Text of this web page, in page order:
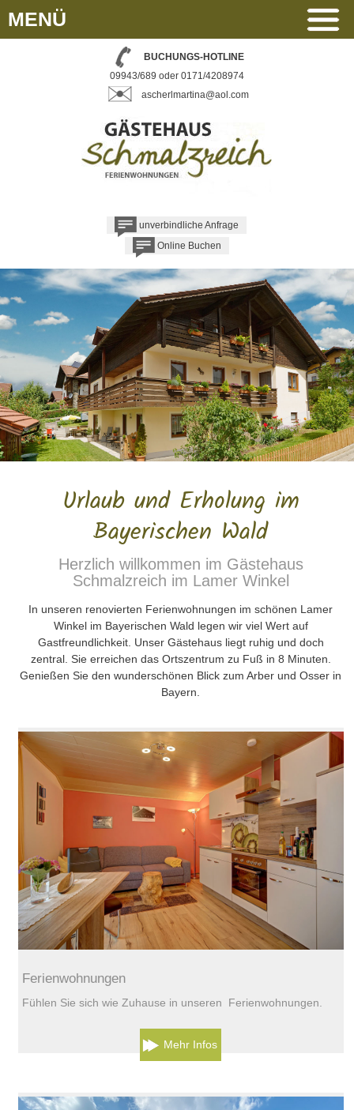
BUCHUNGS-HOTLINE
09943/689 oder 0171/4208974
ascherlmartina@aol.com
unverbindliche Anfrage
Online Buchen
MENÜ
Urlaub und Erholung im
Bayerischen Wald
Herzlich willkommen im Gästehaus
Schmalzreich im Lamer Winkel
In unseren renovierten Ferienwohnungen im schönen Lamer
Winkel im Bayerischen Wald legen wir viel Wert auf
Gastfreundlichkeit. Unser Gästehaus liegt ruhig und doch
zentral. Sie erreichen das Ortszentrum zu Fuß in 8 Minuten.
Genießen Sie den wunderschönen Blick zum Arber und Osser in
Bayern.
Ferienwohnungen
Fühlen Sie sich wie Zuhause in unseren Ferienwohnungen.
Mehr Infos